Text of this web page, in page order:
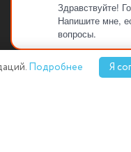
Здравствуйте!
Напишите мне,
вопросы.
Подробнее Я